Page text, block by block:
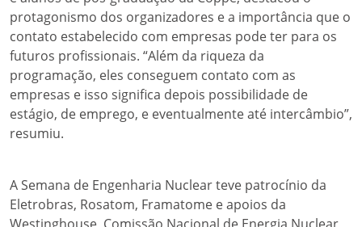
protagonismo dos organizadores e a importância que o
contato estabelecido com empresas pode ter para os
futuros profissionais. “Além da riqueza da
programação, eles conseguem contato com as
empresas e isso significa depois possibilidade de
estágio, de emprego, e eventualmente até intercâmbio”,
resumiu.
A Semana de Engenharia Nuclear teve patrocínio da
Eletrobras, Rosatom, Framatome e apoios da
Westinghouse, Comissão Nacional de Energia Nuclear